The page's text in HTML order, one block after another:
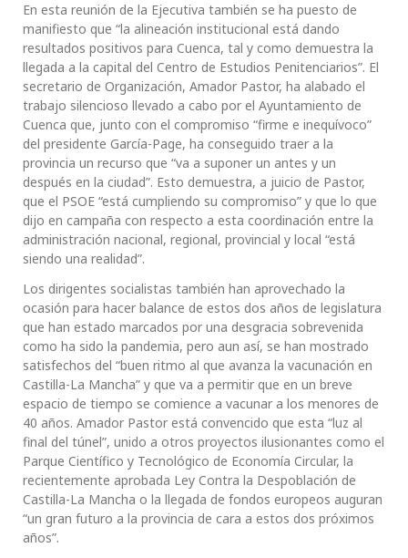
En esta reunión de la Ejecutiva también se ha puesto de
manifiesto que “la alineación institucional está dando
resultados positivos para Cuenca, tal y como demuestra la
llegada a la capital del Centro de Estudios Penitenciarios”. El
secretario de Organización, Amador Pastor, ha alabado el
trabajo silencioso llevado a cabo por el Ayuntamiento de
Cuenca que, junto con el compromiso “firme e inequívoco”
del presidente García-Page, ha conseguido traer a la
provincia un recurso que “va a suponer un antes y un
después en la ciudad”. Esto demuestra, a juicio de Pastor,
que el PSOE “está cumpliendo su compromiso” y que lo que
dijo en campaña con respecto a esta coordinación entre la
administración nacional, regional, provincial y local “está
siendo una realidad”.
Los dirigentes socialistas también han aprovechado la
ocasión para hacer balance de estos dos años de legislatura
que han estado marcados por una desgracia sobrevenida
como ha sido la pandemia, pero aun así, se han mostrado
satisfechos del “buen ritmo al que avanza la vacunación en
Castilla-La Mancha” y que va a permitir que en un breve
espacio de tiempo se comience a vacunar a los menores de
40 años. Amador Pastor está convencido que esta “luz al
final del túnel”, unido a otros proyectos ilusionantes como el
Parque Científico y Tecnológico de Economía Circular, la
recientemente aprobada Ley Contra la Despoblación de
Castilla-La Mancha o la llegada de fondos europeos auguran
“un gran futuro a la provincia de cara a estos dos próximos
años”.